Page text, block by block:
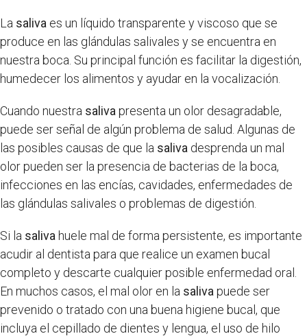
La saliva es un líquido transparente y viscoso que se
produce en las glándulas salivales y se encuentra en
nuestra boca. Su principal función es facilitar la digestión,
humedecer los alimentos y ayudar en la vocalización.
Cuando nuestra saliva presenta un olor desagradable,
puede ser señal de algún problema de salud. Algunas de
las posibles causas de que la saliva desprenda un mal
olor pueden ser la presencia de bacterias de la boca,
infecciones en las encías, cavidades, enfermedades de
las glándulas salivales o problemas de digestión.
Si la saliva huele mal de forma persistente, es importante
acudir al dentista para que realice un examen bucal
completo y descarte cualquier posible enfermedad oral.
En muchos casos, el mal olor en la saliva puede ser
prevenido o tratado con una buena higiene bucal, que
incluya el cepillado de dientes y lengua, el uso de hilo